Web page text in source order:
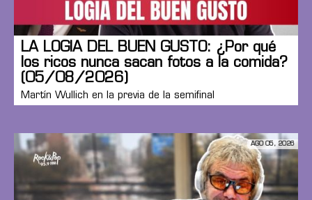
LA LOGIA DEL BUEN GUSTO: ¿Por qué
los ricos nunca sacan fotos a la comida?
(05/08/2026)
Martín Wullich en la previa de la semifinal
AGO 05, 2026